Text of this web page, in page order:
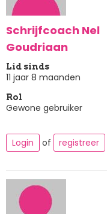
Schrijfcoach Nel
Goudriaan
Lid sinds
11 jaar 8 maanden
Rol
Gewone gebruiker
Login of registreer